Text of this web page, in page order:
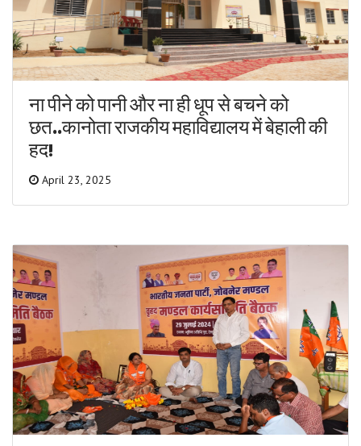
ना पीने को पानी और ना ही धूप से बचने को
छत..कानोता राजकीय महाविद्यालय में बेहाली की
हद!
April 23, 2025